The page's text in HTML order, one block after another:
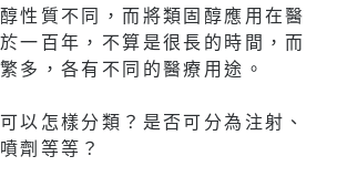
性質不同，而將類固醇應用在醫
一百年，不算是很長的時間，而
多，各有不同的醫療用途。
以怎樣分類？是否可分為注射、
劑等等？